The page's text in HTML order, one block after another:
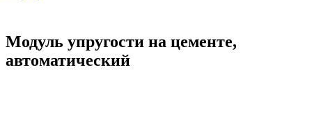
Модуль упругости на цементе,
автоматический